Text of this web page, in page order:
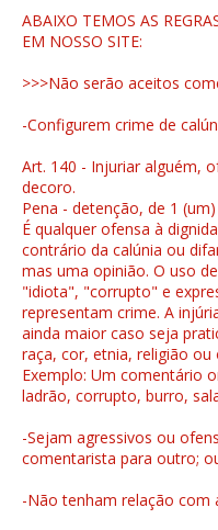
ABAIXO TEMOS AS
EM NOSSO SITE:
>>>Não serão aceitos
-Configurem crime de
Art. 140 - Injuriar alguém,
decoro.
Pena - detenção, de 1
É qualquer ofensa à
contrário da calúnia ou
mas uma opinião. O uso
"idiota", "corrupto" e
representam crime. A
ainda maior caso seja
raça, cor, etnia, religião ou
Exemplo: Um comentário
ladrão, corrupto, burro,
-Sejam agressivos ou
comentarista para outro;
-Não tenham relação com